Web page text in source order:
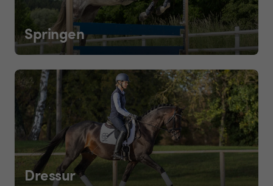
Springen
Dressur